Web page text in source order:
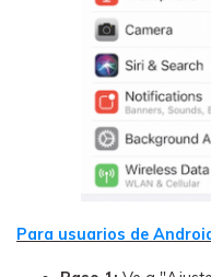
Para usuarios de